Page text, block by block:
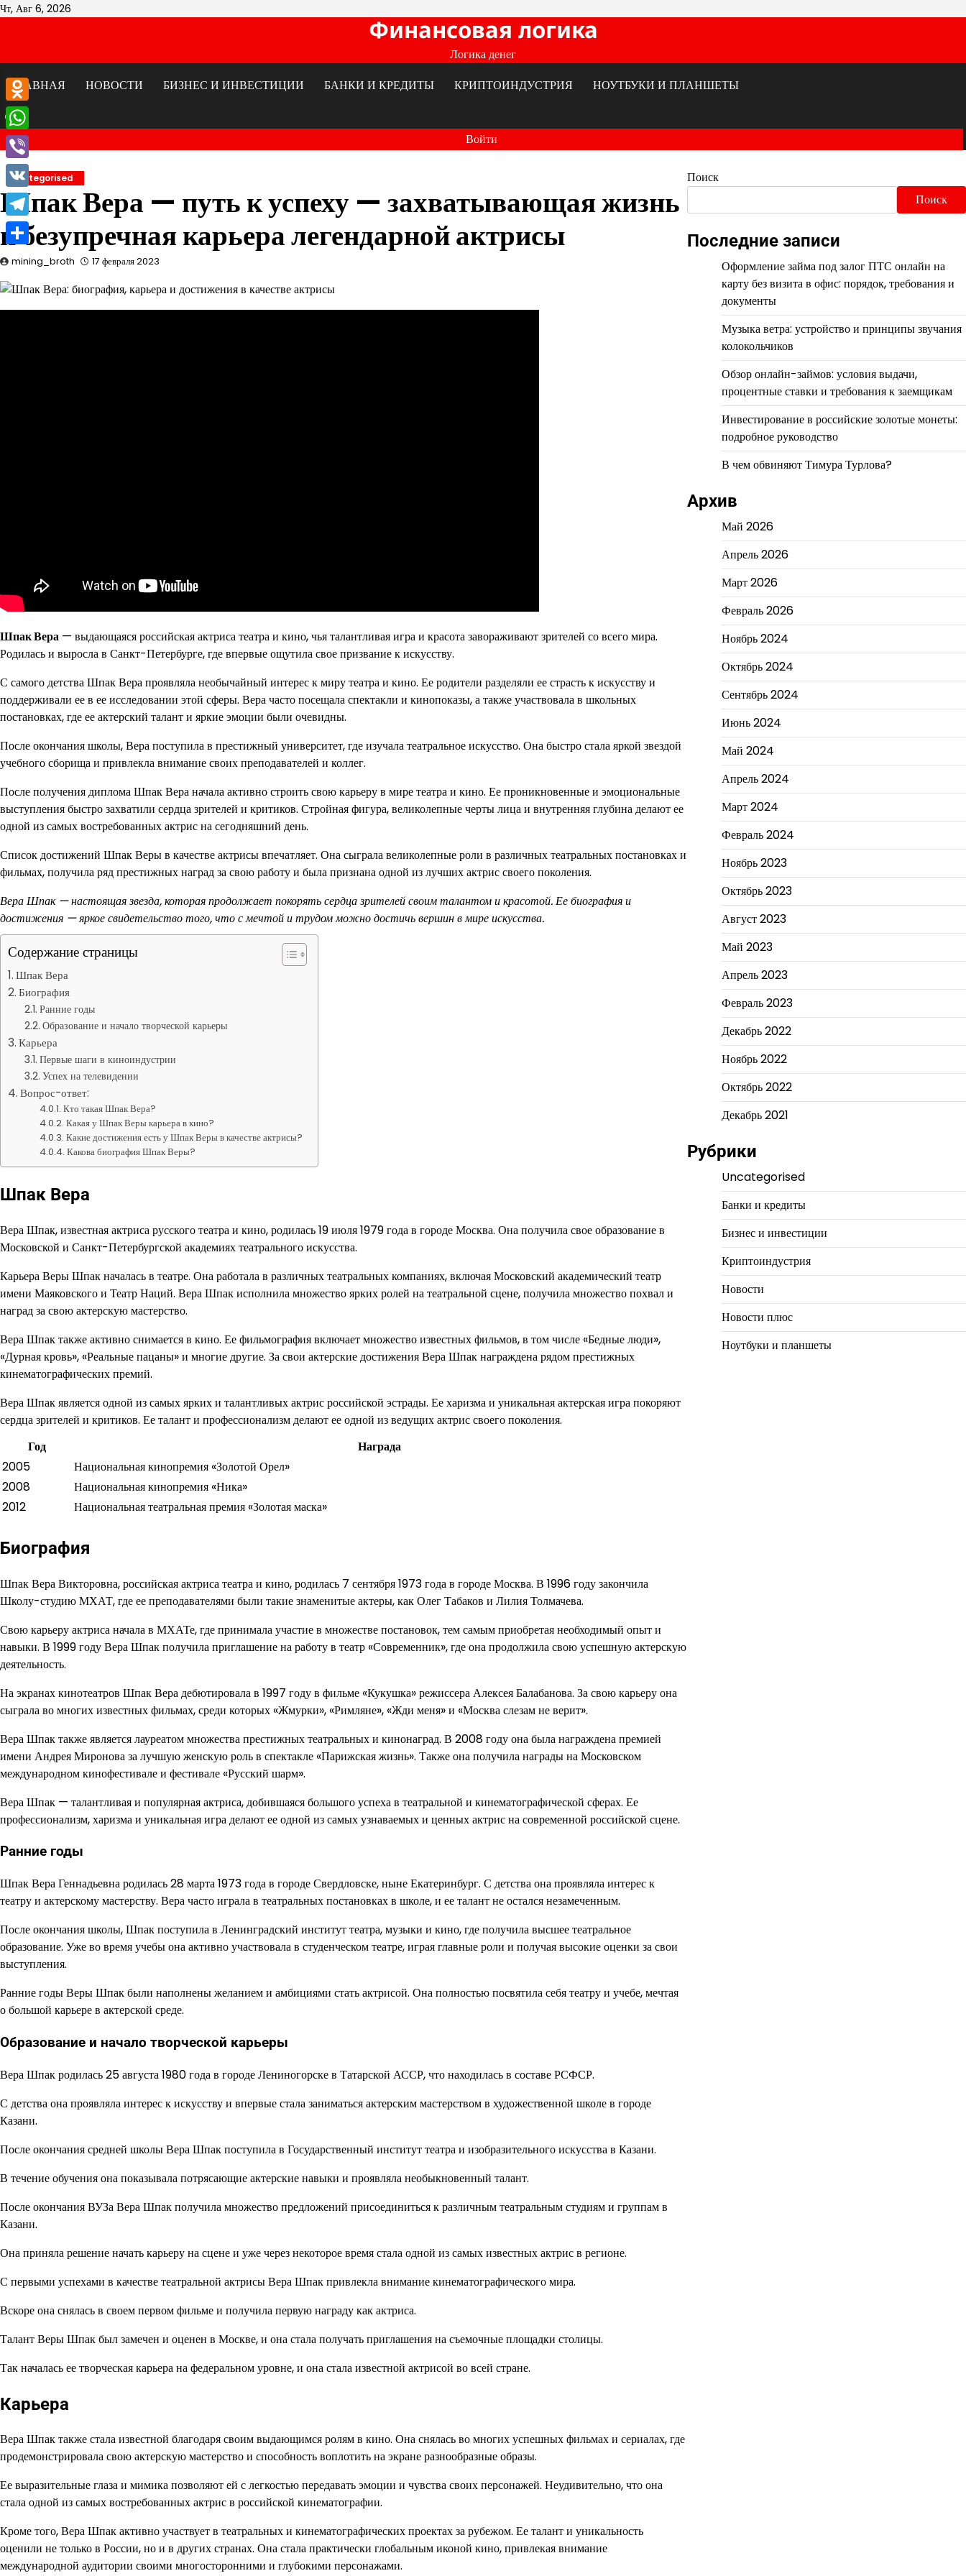
Перейти
Чт, Авг 6, 2026
Финансовая логика
Логика денег
ГЛАВНАЯ
НОВОСТИ БИЗНЕС И ИНВЕСТИЦИИ БАНКИ И КРЕДИТЫ КРИПТОИНДУСТРИЯ НОУТБУКИ И ПЛАНШЕТЫ
Войти
Uncategorised
Шпак Вера — путь к успеху — захватывающая жизнь
и безупречная карьера легендарной актрисы
mining_broth 17 февраля 2023
Шпак Вера — выдающаяся российская актриса театра и кино, чья талантливая игра и красота завораживают зрителей со всего мира.
Родилась и выросла в Санкт-Петербурге, где впервые ощутила свое призвание к искусству.
С самого детства Шпак Вера проявляла необычайный интерес к миру театра и кино. Ее родители разделяли ее страсть к искусству и
поддерживали ее в ее исследовании этой сферы. Вера часто посещала спектакли и кинопоказы, а также участвовала в школьных
постановках, где ее актерский талант и яркие эмоции были очевидны.
После окончания школы, Вера поступила в престижный университет, где изучала театральное искусство. Она быстро стала яркой звездой
учебного сборища и привлекла внимание своих преподавателей и коллег.
После получения диплома Шпак Вера начала активно строить свою карьеру в мире театра и кино. Ее проникновенные и эмоциональные
выступления быстро захватили сердца зрителей и критиков. Стройная фигура, великолепные черты лица и внутренняя глубина делают ее
одной из самых востребованных актрис на сегодняшний день.
Список достижений Шпак Веры в качестве актрисы впечатляет. Она сыграла великолепные роли в различных театральных постановках и
фильмах, получила ряд престижных наград за свою работу и была признана одной из лучших актрис своего поколения.
Вера Шпак — настоящая звезда, которая продолжает покорять сердца зрителей своим талантом и красотой. Ее биография и
достижения — яркое свидетельство того, что с мечтой и трудом можно достичь вершин в мире искусства.
Содержание страницы
Шпак Вера
Биография
Ранние годы
Образование и начало творческой карьеры
Карьера
Первые шаги в киноиндустрии
Успех на телевидении
Вопрос-ответ:
Кто такая Шпак Вера?
Какая у Шпак Веры карьера в кино?
Какие достижения есть у Шпак Веры в качестве актрисы?
Какова биография Шпак Веры?
Шпак Вера
Вера Шпак, известная актриса русского театра и кино, родилась 19 июля 1979 года в городе Москва. Она получила свое образование в
Московской и Санкт-Петербургской академиях театрального искусства.
Карьера Веры Шпак началась в театре. Она работала в различных театральных компаниях, включая Московский академический театр
имени Маяковского и Театр Наций. Вера Шпак исполнила множество ярких ролей на театральной сцене, получила множество похвал и
наград за свою актерскую мастерство.
Вера Шпак также активно снимается в кино. Ее фильмография включает множество известных фильмов, в том числе «Бедные люди»,
«Дурная кровь», «Реальные пацаны» и многие другие. За свои актерские достижения Вера Шпак награждена рядом престижных
кинематографических премий.
Вера Шпак является одной из самых ярких и талантливых актрис российской эстрады. Ее харизма и уникальная актерская игра покоряют
сердца зрителей и критиков. Ее талант и профессионализм делают ее одной из ведущих актрис своего поколения.
Год
Награда
2005
Национальная кинопремия «Золотой Орел»
2008
Национальная кинопремия «Ника»
2012
Национальная театральная премия «Золотая маска»
Биография
Шпак Вера Викторовна, российская актриса театра и кино, родилась 7 сентября 1973 года в городе Москва. В 1996 году закончила
Школу-студию МХАТ, где ее преподавателями были такие знаменитые актеры, как Олег Табаков и Лилия Толмачева.
Свою карьеру актриса начала в МХАТе, где принимала участие в множестве постановок, тем самым приобретая необходимый опыт и
навыки. В 1999 году Вера Шпак получила приглашение на работу в театр «Современник», где она продолжила свою успешную актерскую
деятельность.
На экранах кинотеатров Шпак Вера дебютировала в 1997 году в фильме «Кукушка» режиссера Алексея Балабанова. За свою карьеру она
сыграла во многих известных фильмах, среди которых «Жмурки», «Римляне», «Жди меня» и «Москва слезам не верит».
Вера Шпак также является лауреатом множества престижных театральных и кинонаград. В 2008 году она была награждена премией
имени Андрея Миронова за лучшую женскую роль в спектакле «Парижская жизнь». Также она получила награды на Московском
международном кинофестивале и фестивале «Русский шарм».
Вера Шпак — талантливая и популярная актриса, добившаяся большого успеха в театральной и кинематографической сферах. Ее
профессионализм, харизма и уникальная игра делают ее одной из самых узнаваемых и ценных актрис на современной российской сцене.
Ранние годы
Шпак Вера Геннадьевна родилась 28 марта 1973 года в городе Свердловске, ныне Екатеринбург. С детства она проявляла интерес к
театру и актерскому мастерству. Вера часто играла в театральных постановках в школе, и ее талант не остался незамеченным.
После окончания школы, Шпак поступила в Ленинградский институт театра, музыки и кино, где получила высшее театральное
образование. Уже во время учебы она активно участвовала в студенческом театре, играя главные роли и получая высокие оценки за свои
выступления.
Ранние годы Веры Шпак были наполнены желанием и амбициями стать актрисой. Она полностью посвятила себя театру и учебе, мечтая
о большой карьере в актерской среде.
Образование и начало творческой карьеры
Вера Шпак родилась 25 августа 1980 года в городе Лениногорске в Татарской АССР, что находилась в составе РСФСР.
С детства она проявляла интерес к искусству и впервые стала заниматься актерским мастерством в художественной школе в городе
Казани.
После окончания средней школы Вера Шпак поступила в Государственный институт театра и изобразительного искусства в Казани.
В течение обучения она показывала потрясающие актерские навыки и проявляла необыкновенный талант.
После окончания ВУЗа Вера Шпак получила множество предложений присоединиться к различным театральным студиям и группам в
Казани.
Она приняла решение начать карьеру на сцене и уже через некоторое время стала одной из самых известных актрис в регионе.
С первыми успехами в качестве театральной актрисы Вера Шпак привлекла внимание кинематографического мира.
Вскоре она снялась в своем первом фильме и получила первую награду как актриса.
Талант Веры Шпак был замечен и оценен в Москве, и она стала получать приглашения на съемочные площадки столицы.
Так началась ее творческая карьера на федеральном уровне, и она стала известной актрисой во всей стране.
Карьера
Вера Шпак также стала известной благодаря своим выдающимся ролям в кино. Она снялась во многих успешных фильмах и сериалах, где
продемонстрировала свою актерскую мастерство и способность воплотить на экране разнообразные образы.
Ее выразительные глаза и мимика позволяют ей с легкостью передавать эмоции и чувства своих персонажей. Неудивительно, что она
стала одной из самых востребованных актрис в российской кинематографии.
Кроме того, Вера Шпак активно участвует в театральных и кинематографических проектах за рубежом. Ее талант и уникальность
оценили не только в России, но и в других странах. Она стала практически глобальным иконой кино, привлекая внимание
международной аудитории своими многосторонними и глубокими персонажами.
Поиск
Поиск
Последние записи
Оформление займа под залог ПТС онлайн на
карту без визита в офис: порядок, требования и
документы
Музыка ветра: устройство и принципы звучания
колокольчиков
Обзор онлайн-займов: условия выдачи,
процентные ставки и требования к заемщикам
Инвестирование в российские золотые монеты:
подробное руководство
В чем обвиняют Тимура Турлова?
Архив
Май 2026
Апрель 2026
Март 2026
Февраль 2026
Ноябрь 2024
Октябрь 2024
Сентябрь 2024
Июнь 2024
Май 2024
Апрель 2024
Март 2024
Февраль 2024
Ноябрь 2023
Октябрь 2023
Август 2023
Май 2023
Апрель 2023
Февраль 2023
Декабрь 2022
Ноябрь 2022
Октябрь 2022
Декабрь 2021
Рубрики
Uncategorised
Банки и кредиты
Бизнес и инвестиции
Криптоиндустрия
Новости
Новости плюс
Ноутбуки и планшеты
Odnoklassniki
WhatsApp
Viber
VK
Telegram
Отправить